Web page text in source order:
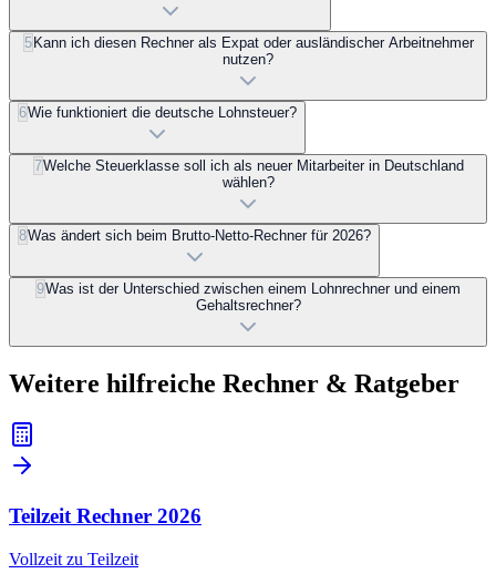
5 Kann ich diesen Rechner als Expat oder ausländischer Arbeitnehmer
nutzen?
6Wie funktioniert die deutsche Lohnsteuer?
7Welche Steuerklasse soll ich als neuer Mitarbeiter in Deutschland
wählen?
8Was ändert sich beim Brutto-Netto-Rechner für 2026?
9Was ist der Unterschied zwischen einem Lohnrechner und einem
Gehaltsrechner?
Weitere hilfreiche Rechner & Ratgeber
Teilzeit Rechner 2026
Vollzeit zu Teilzeit